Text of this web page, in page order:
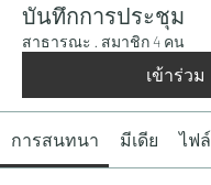
บันทึกการประชุม
สาธารณะ · สมาชิก 4 คน
เข้าร่วม
การสนทนา มีเดีย ไฟล์